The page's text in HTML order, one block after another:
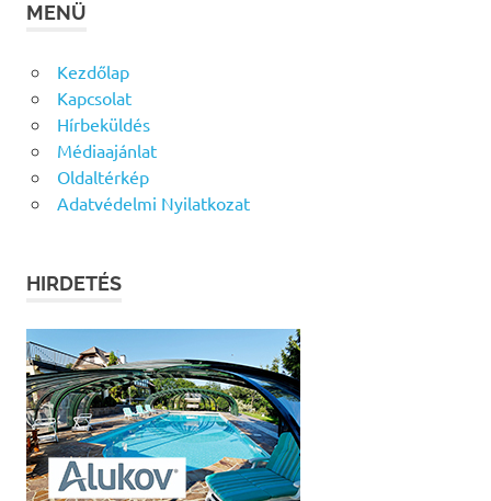
MENÜ
Kezdőlap
Kapcsolat
Hírbeküldés
Médiaajánlat
Oldaltérkép
Adatvédelmi Nyilatkozat
HIRDETÉS